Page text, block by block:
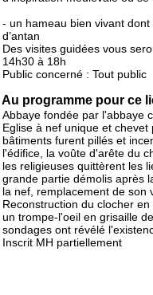
- un hameau bien vivant
d’antan
Des visites guidées vous
14h30 à 18h
Public concerné : Tout public
Au programme pour ce
Abbaye fondée par l'abbaye
Eglise à nef unique et
bâtiments furent pillés et
l'édifice, la voûte d'arête du
les religieuses quittèrent les
grande partie démolis après
la nef, remplacement de son
Reconstruction du clocher
un trompe-l'oeil en grisaille
sondages ont révélé
Inscrit MH partiellement